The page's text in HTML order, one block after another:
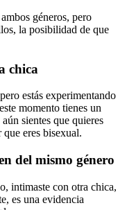
géneros, pero
la posibilidad de que
chica
estás experimentando
momento tienes un
sientes que quieres
eres bisexual.
del mismo género
intimaste con otra chica,
es una evidencia